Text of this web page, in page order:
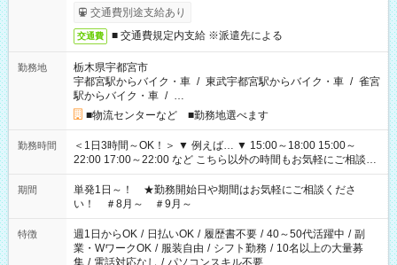
交通費別途支給あり
交通費 ■ 交通費規定内支給 ※派遣先による
勤務地
栃木県宇都宮市
宇都宮駅からバイク・車 / 東武宇都宮駅からバイク・車 / 雀宮
駅からバイク・車 / …
■物流センターなど ■勤務地選べます
勤務時間
＜1日3時間～OK！＞ ▼ 例えば… ▼ 15:00～18:00 15:00～
22:00 17:00～22:00 など こちら以外の時間もお気軽にご相談く
ださい！
期間
単発1日～！ ★勤務開始日や期間はお気軽にご相談くださ
い！ ＃8月～ ＃9月～
特徴 週1日からOK / 日払いOK / 履歴書不要 / 40～50代活躍中 / 副
業・WワークOK / 服装自由 / シフト勤務 / 10名以上の大量募
集 / 電話対応なし / パソコンスキル不要